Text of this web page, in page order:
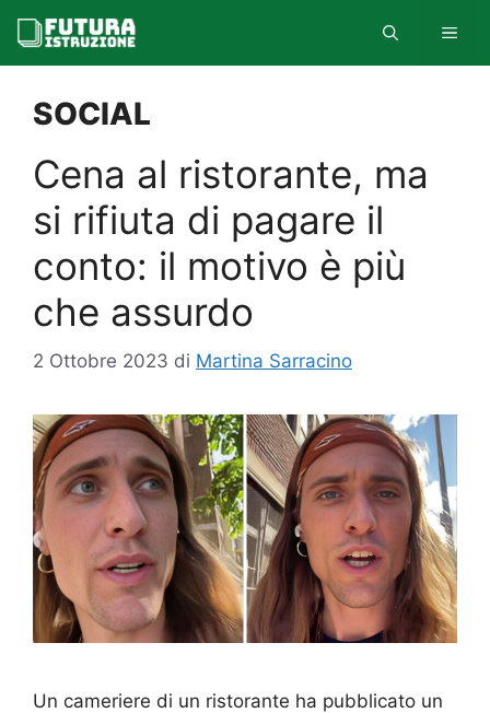
contenuto
SOCIAL
Cena al ristorante, ma
si rifiuta di pagare il
conto: il motivo è più
che assurdo
2 Ottobre 2023 di Martina Sarracino
Un cameriere di un ristorante ha pubblicato un